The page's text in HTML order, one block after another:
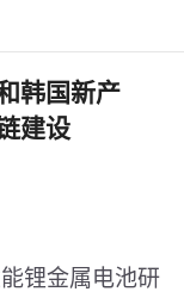
韩国新产
建设
锂金属电池研